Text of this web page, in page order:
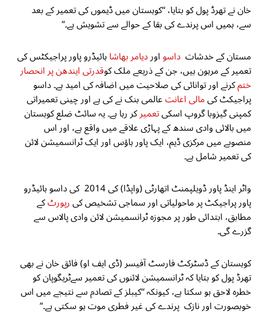
خان نے تھرڈ پول کو بتایا، “کوہستان میں ڈیموں کی تعمیر کے بعد
سے، ہمیں اس پرندے کی بقا کے حوالے سے تشویش ہے۔”
مستان کے خدشات داسواوردیامر بھاشاہائیڈرو پاور پراجیکٹس کی
تعمیر کے مرہون ہیں، جن کے ذریعے ملک کوقدرتی ایندھن پر انحصار
ختمکرنے اور توانائی کی صلاحیت میں اضافہ کی امید ہے۔ داسو
پراجیکٹ کیمالی اعانتعالمی بنک نے کی ہے اور چینی تعمیراتی
کمپنی گیزوبا گروپ اسکیتعمیرکر رہا ہے۔ یہ سائٹ ضلع کوہستان
میں بالائی وادی سندھ کے پہاڑی علاقے میں واقع ہے، اور اس
منصوبے میں مرکزی ڈیم، ایک پاور ہاؤس اور ایک ٹرانسمیشن لائن
کی تعمیر شامل ہے۔
واٹر اینڈ پاور ڈویلپمنٹ اتھارٹی (واپڈا) کی 2014 کی داسو ہائیڈرو
پاور پراجیکٹ پر ماحولیاتی اور سماجی تشخیص کیرپورٹکے
مطابق، ابتدائی طور پر مجوزہ ٹرانسمیشن لائن وادی پالاس سے
گزرے گی۔
کوہستان کے ڈسٹرکٹ فارسٹ آفیسر (ڈی ایف او) فائق خان نے بھی
تھرڈ پول کو بتایا کہ ٹرانسمیشن لائنوں کی تعمیر سےٹریگوپان کو
خطرہ لاحق ہو سکتا ہے، کیونکہ “کیبلز کے تصادم سے نتیجے میں اس
خوبصورت اور نازک پرندے کی غیر فطری موت ہو سکتی ہے۔”